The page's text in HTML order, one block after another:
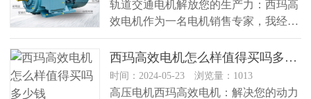
轨道交通电机解放您的生产力：西玛高
效电机作为一名电机销售专家，我经常
遇到客户面临的各种挑战。其中，提...
西玛高效电机怎么样值得买吗多少钱
时间：2024-05-23 浏览量：1013
高压电机西玛高效电机：解决您的动力